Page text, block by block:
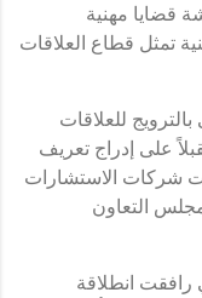
قضايا مهنية
تمثل قطاع العلاقات
للعلاقات
على إدراج تعريف
شركات الاستشارات
التعاون
رافقت انطلاقة